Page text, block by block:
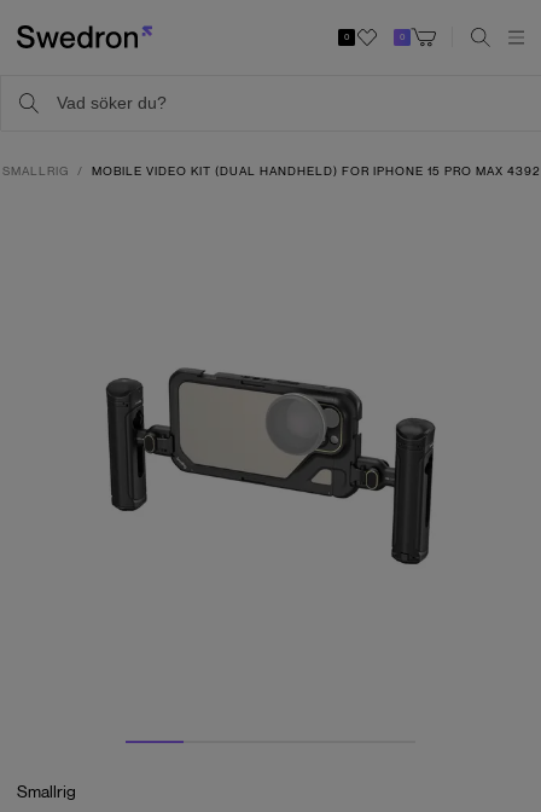
0 0
SMALLRIG MOBILE VIDEO KIT (DUAL HANDHELD) FOR IPHONE 15 PRO MAX 4392
Smallrig